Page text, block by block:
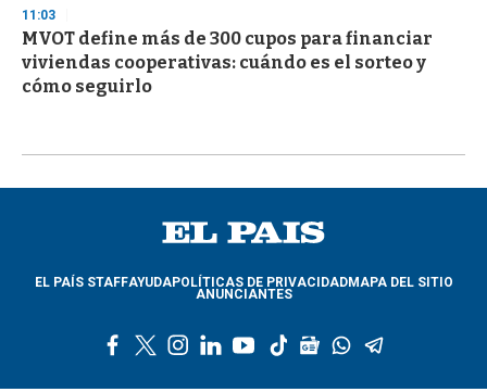
11:03
MVOT define más de 300 cupos para financiar
viviendas cooperativas: cuándo es el sorteo y
cómo seguirlo
EL PAÍS STAFFAYUDAPOLÍTICAS DE PRIVACIDADMAPA DEL SITIO
ANUNCIANTES
c
w
i
s
l
n
y
u
t
k
g
o
w
a
l